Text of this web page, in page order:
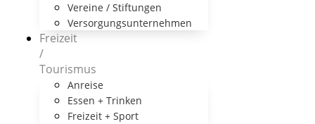
Vereine / Stiftungen
Versorgungsunternehmen
Freizeit
/
Tourismus
Anreise
Essen + Trinken
Freizeit + Sport